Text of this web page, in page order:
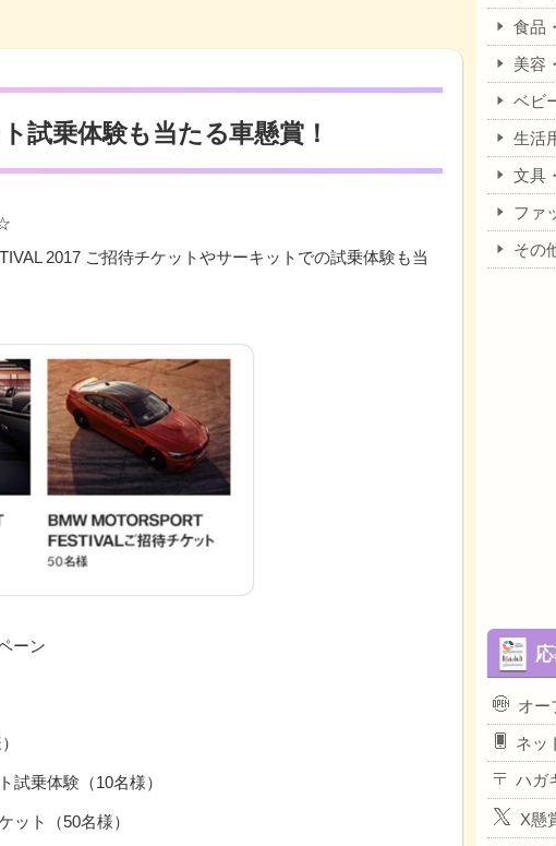
試乗体験も当たる車懸賞！
2017 ご招待チケットやサーキットでの試乗体験も当
ーン
試乗体験（10名様）
ット（50名様）
食品
美容
ベビ
生活
文具
ファ
その
オー
ネッ
ハガ
X懸